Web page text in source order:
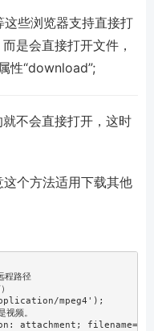
些浏览器支持直接打
是会直接打开文件，
性“download”;
不会直接打开，这时
个方法适用下载其他
路径
mpeg4');
频。